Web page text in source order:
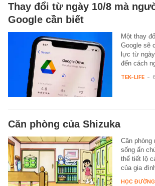
Thay đổi từ ngày 10/8 mà
Google cần biết
Một thay
Google sẽ
lực từ
đến cách
TEK-LIFE -
Căn phòng của Shizuka
Căn phòng
sống ẩn
thể tiết lộ
của gia
HỌC ĐƯỜNG